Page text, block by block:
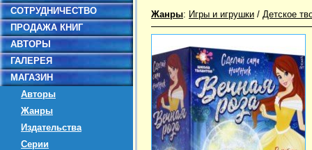
СОТРУДНИЧЕСТВО
ПРОДАЖА КНИГ
АВТОРЫ
ГАЛЕРЕЯ
МАГАЗИН
Авторы
Жанры
Издательства
Серии
Жанры: Игры и игрушки / Детское